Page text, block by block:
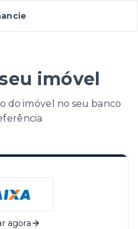
imóvel
do imóvel no seu banco
agora